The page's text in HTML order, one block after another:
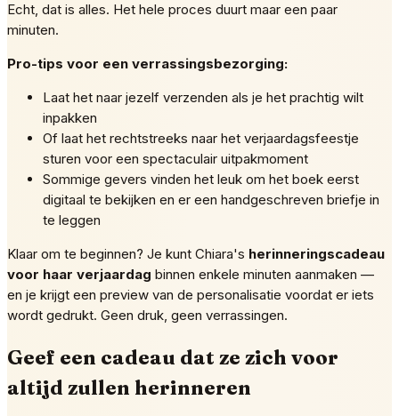
Echt, dat is alles. Het hele proces duurt maar een paar
minuten.
Pro-tips voor een verrassingsbezorging:
Laat het naar jezelf verzenden als je het prachtig wilt
inpakken
Of laat het rechtstreeks naar het verjaardagsfeestje
sturen voor een spectaculair uitpakmoment
Sommige gevers vinden het leuk om het boek eerst
digitaal te bekijken en er een handgeschreven briefje in
te leggen
Klaar om te beginnen? Je kunt Chiara's herinneringscadeau
voor haar verjaardag binnen enkele minuten aanmaken —
en je krijgt een preview van de personalisatie voordat er iets
wordt gedrukt. Geen druk, geen verrassingen.
Geef een cadeau dat ze zich voor
altijd zullen herinneren